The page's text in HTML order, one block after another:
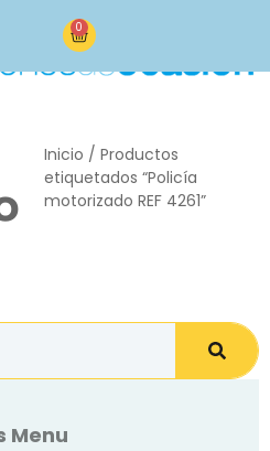
0
Inicio / Productos
etiquetados “Policía
motorizado REF 4261”
Menu